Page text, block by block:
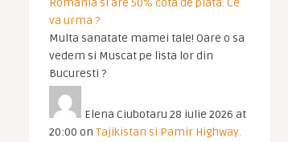
Romania si are 50% cota de piata. Ce
va urma ?
Multa sanatate mamei tale! Oare o sa
vedem si Muscat pe lista lor din
Bucuresti ?
Elena Ciubotaru 28 iulie 2026 at
20:00 on Tajikistan si Pamir Highway.